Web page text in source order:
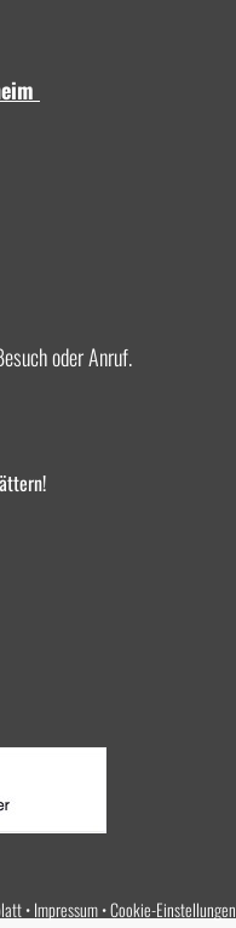
oder Anruf.
Impressum Cookie-Einstellungen